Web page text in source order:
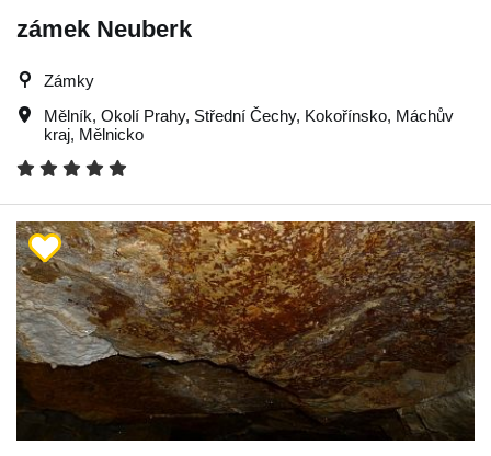
zámek Neuberk
Zámky
Mělník, Okolí Prahy, Střední Čechy, Kokořínsko, Máchův
kraj, Mělnicko